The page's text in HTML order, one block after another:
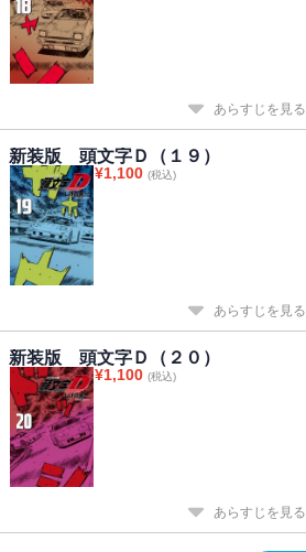
あらすじを見る
新装版 頭文字Ｄ（１９）
¥1,100 (税込)
あらすじを見る
新装版 頭文字Ｄ（２０）
¥1,100 (税込)
あらすじを見る